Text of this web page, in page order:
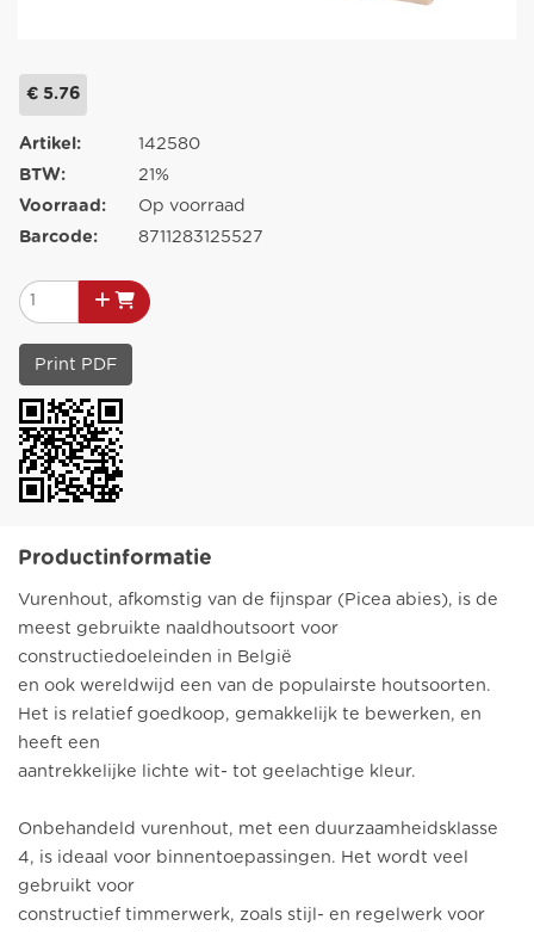
€ 5.76
Artikel:
142580
BTW:
21%
Voorraad:
Op voorraad
Barcode:
8711283125527
Print PDF
Productinformatie
Vurenhout, afkomstig van de fijnspar (Picea abies), is de
meest gebruikte naaldhoutsoort voor
constructiedoeleinden in België
en ook wereldwijd een van de populairste houtsoorten.
Het is relatief goedkoop, gemakkelijk te bewerken, en
heeft een
aantrekkelijke lichte wit- tot geelachtige kleur.
Onbehandeld vurenhout, met een duurzaamheidsklasse
4, is ideaal voor binnentoepassingen. Het wordt veel
gebruikt voor
constructief timmerwerk, zoals stijl- en regelwerk voor